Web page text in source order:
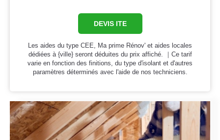
DEVIS ITE
Les aides du type CEE, Ma prime Rénov' et aides locales
dédiées à {ville} seront déduites du prix affiché. ｜Ce tarif
varie en fonction des finitions, du type d'isolant et d'autres
paramètres déterminés avec l'aide de nos techniciens.